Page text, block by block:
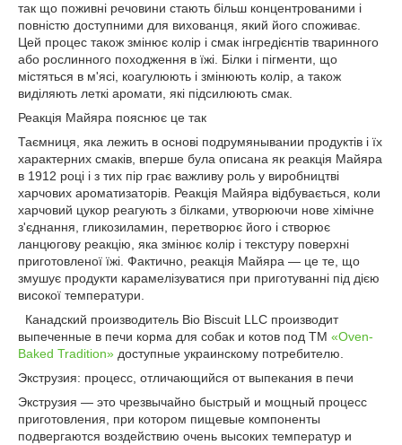
так що поживні речовини стають більш концентрованими і
повністю доступними для вихованця, який його споживає.
Цей процес також змінює колір і смак інгредієнтів тваринного
або рослинного походження в їжі. Білки і пігменти, що
містяться в м'ясі, коагулюють і змінюють колір, а також
виділяють леткі аромати, які підсилюють смак.
Реакція Майяра пояснює це так
Таємниця, яка лежить в основі подрумянывании продуктів і їх
характерних смаків, вперше була описана як реакція Майяра
в 1912 році і з тих пір грає важливу роль у виробництві
харчових ароматизаторів. Реакція Майяра відбувається, коли
харчовий цукор реагують з білками, утворюючи нове хімічне
з'єднання, гликозиламин, перетворює його і створює
ланцюгову реакцію, яка змінює колір і текстуру поверхні
приготовленої їжі. Фактично, реакція Майяра — це те, що
змушує продукти карамелізуватися при приготуванні під дією
високої температури.
Канадский производитель Bio Biscuit LLC производит
выпеченные в печи корма для собак и котов под ТМ «Oven-
Baked Tradition» доступные украинскому потребителю.
Экструзия: процесс, отличающийся от выпекания в печи
Экструзия — это чрезвычайно быстрый и мощный процесс
приготовления, при котором пищевые компоненты
подвергаются воздействию очень высоких температур и